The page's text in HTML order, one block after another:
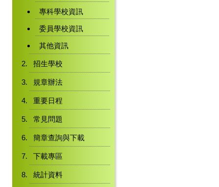
專科學校資訊
委員學校資訊
其他資訊
招生學校
規章辦法
重要日程
常見問題
簡章查詢與下載
下載專區
統計資料